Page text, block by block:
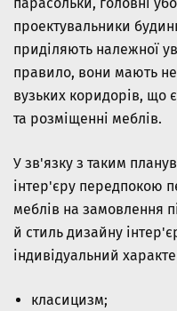
проектувальники
приділяють належної
правило, вони мають
вузьких коридорів, що
та розміщенні меблів.
У зв'язку з таким
інтер'єру передпокою
меблів на замовлення
й стиль дизайну
індивідуальний
класицизм;